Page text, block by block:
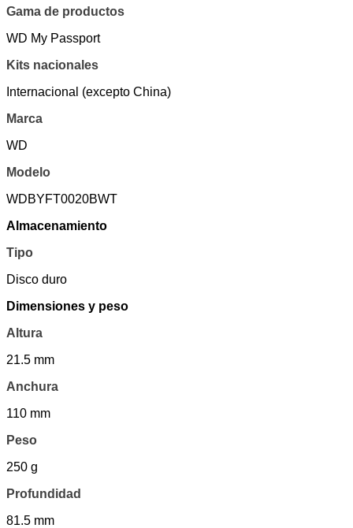
Gama de productos
WD My Passport
Kits nacionales
Internacional (excepto China)
Marca
WD
Modelo
WDBYFT0020BWT
Almacenamiento
Tipo
Disco duro
Dimensiones y peso
Altura
21.5 mm
Anchura
110 mm
Peso
250 g
Profundidad
81.5 mm